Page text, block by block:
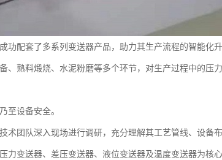
功配套了多系列变送器产品，助力其生产流程的智能化升
、熟料煅烧、水泥粉磨等多个环节，对生产过程中的压
至设备安全。
术团队深入现场进行调研，充分理解其工艺管线、设备布
力变送器、差压变送器、液位变送器及温度变送器为核